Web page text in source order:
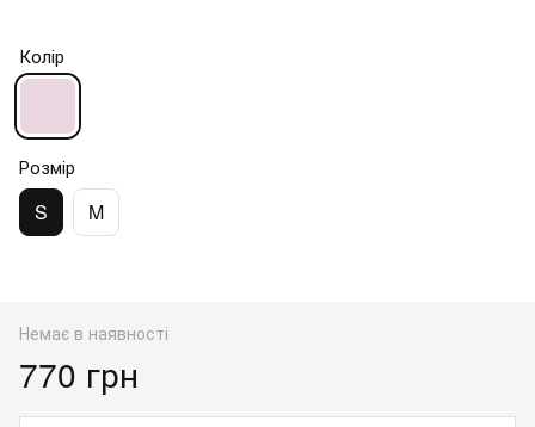
Колір
Розмір
S M
Немає в наявності
770 грн